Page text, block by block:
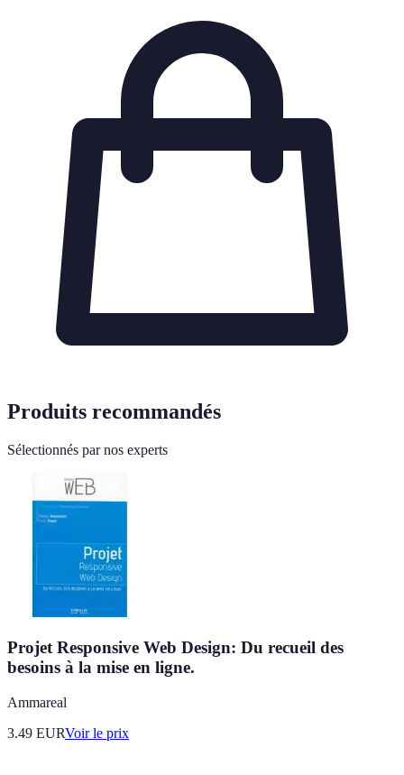
Produits recommandés
Sélectionnés par nos experts
Projet Responsive Web Design: Du recueil des
besoins à la mise en ligne.
Ammareal
3.49 EURVoir le prix